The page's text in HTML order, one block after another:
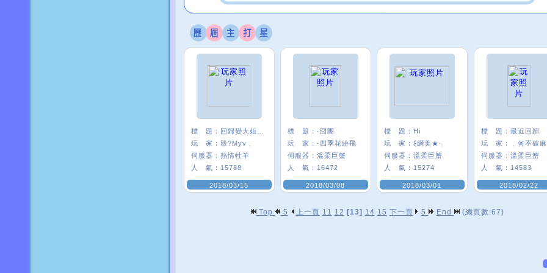
標 題：
玩 家： 殷?Myv﹑
伺服器： 熱情牡羊
人 氣： 15788
2018/03/15
標 題： ·囧團
玩 家： ·四季花紛飛
伺服器： 溫柔巨蟹
人 氣： 16472
2018/03/08
標 題： Hi
玩 家： ξ網美★╮
伺服器： 溫柔巨蟹
人 氣： 15274
2018/03/01
標 題： 最近回歸
玩 家：
伺服器： 溫柔巨蟹
人 氣： 14583
2018/02/22
Top 5 上一頁 11 12 [13] 14 15 下一頁 5 End (總頁數:67)